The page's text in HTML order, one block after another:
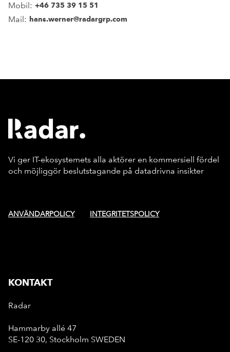
Mobil: +46 735 39 15 51
Mail: hans.werner@radargrp.com
Vi ger IT-ekosystemets alla aktörer en kommersiell fördel
och möjliggör beslutstagande på datadrivna insikter
ANVÄNDARPOLICY INTEGRITETSPOLICY
KONTAKT
Radar
Hammarby allé 47
SE-120 30, Stockholm SWEDEN